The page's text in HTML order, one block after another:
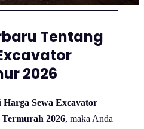
Tentang
2026
Harga Sewa Excavator
2026, maka Anda